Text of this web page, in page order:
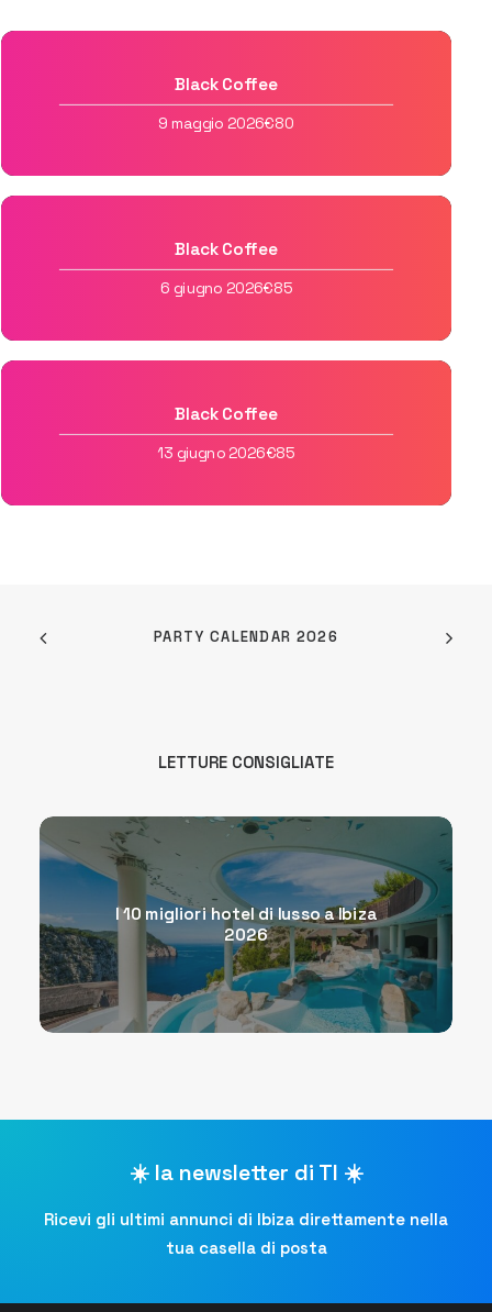
Black Coffee
9 maggio 2026€80
Black Coffee
6 giugno 2026€85
Black Coffee
13 giugno 2026€85
PARTY CALENDAR 2026
LETTURE CONSIGLIATE
I 10 migliori hotel di lusso a Ibiza
2026
☀️ la newsletter di TI ☀️
Ricevi gli ultimi annunci di Ibiza direttamente nella
tua casella di posta